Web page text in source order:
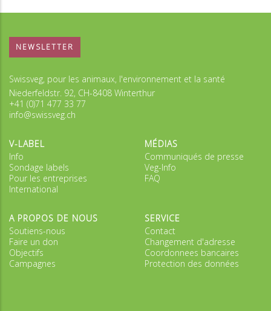
NEWSLETTER
Swissveg, pour les animaux, l'environnement et la santé
Niederfeldstr. 92, CH-8408 Winterthur
+41 (0)71 477 33 77
info@swissveg.ch
V-LABEL
Info
Sondage labels
Pour les entreprises
International
MÉDIAS
Communiqués de presse
Veg-Info
FAQ
A PROPOS DE NOUS
Soutiens-nous
Faire un don
Objectifs
Campagnes
SERVICE
Contact
Changement d'adresse
Coordonnees bancaires
Protection des données